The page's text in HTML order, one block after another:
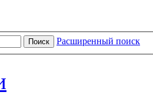
Поиск Расширенный поиск